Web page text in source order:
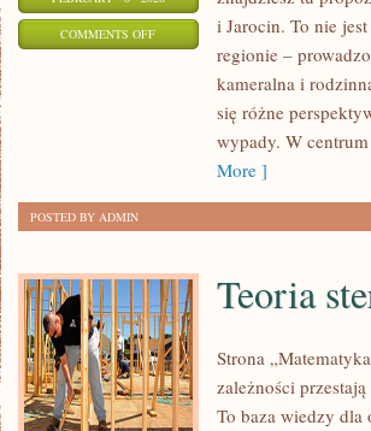
COMMENTS OFFON
WIELKOPOLSKA
i Jarocin. To nie
regionie –
kameralna i
się różne
wypady. W
More ]
POSTED BY ADMIN
Teoria
Strona
zależności
To baza wiedzy dla